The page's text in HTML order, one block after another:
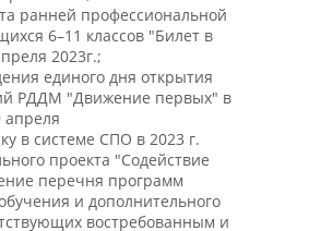
6–11 классов "Билет в
2023г.;
единого дня открытия
РДДМ "Движение первых" в
в системе СПО в 2023 г.
проекта "Содействие
перечня программ
и дополнительного
востребованным и
на региональном рынке